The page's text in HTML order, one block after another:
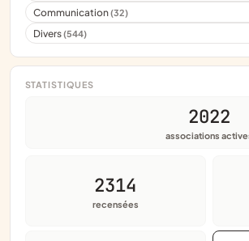
Communication(32)
Divers(544)
STATISTIQUES
2022
associations
2314
recensées